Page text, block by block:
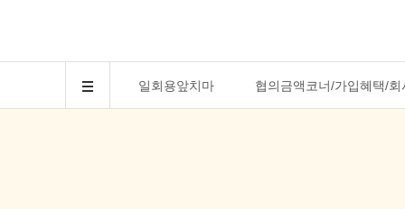
일회용앞치마 협의금액코너/가입혜택/회